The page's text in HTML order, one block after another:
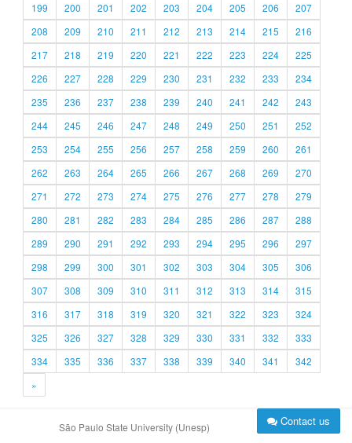
199
200 201 202 203 204 205 206
207
208
209 210 211 212 213 214 215
216
217
218 219 220 221 222 223 224
225
226
227 228 229 230 231 232 233
234
235
236 237 238 239 240 241 242
243
244
245 246 247 248 249 250 251
252
253
254 255 256 257 258 259 260
261
262
263 264 265 266 267 268 269
270
271
272 273 274 275 276 277 278
279
280
281 282 283 284 285 286 287
288
289
290 291 292 293 294 295 296
297
298
299 300 301 302 303 304 305
306
307
308 309 310 311 312 313 314
315
316
317 318 319 320 321 322 323
324
325
326 327 328 329 330 331 332
333
334
335 336 337 338 339 340 341
342
»
São Paulo State University (Unesp) Contact us